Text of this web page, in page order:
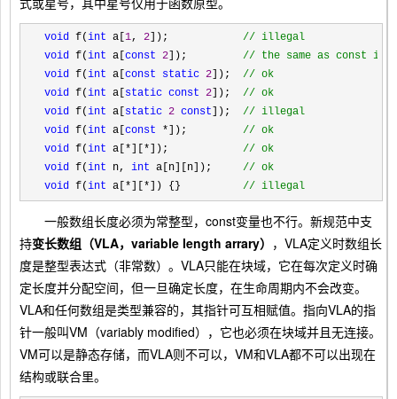
void f(int a[ 1, 2 ]); // illegal
void f(int a[ const 2 ]); // the same as const
void f(int a[ const static 2 ]); // ok
void f(int a[ static const 2 ]); // ok
void f(int a[ static 2 const ]); // illegal
void f(int a[ const *]); // ok
void f(int a[*][*]); // ok
void f(int n, int a[n][n]); // ok
void f(int a[*][*]) {} // illegal
一般数组长度必须为常整型，const变量也不行。新规范中支
持变长数组（VLA，variable length arrary） ，VLA定义时数组长
度是整型表达式（非常数）。VLA只能在块域，它在每次定义时确
定长度并分配空间，但一旦确定长度，在生命周期内不会改变。
VLA和任何数组是类型兼容的，其指针可互相赋值。指向VLA的指
针一般叫VM（variably modified），它也必须在块域并且无连接。
VM可以是静态存储，而VLA则不可以，VM和VLA都不可以出现在
结构或联合里。